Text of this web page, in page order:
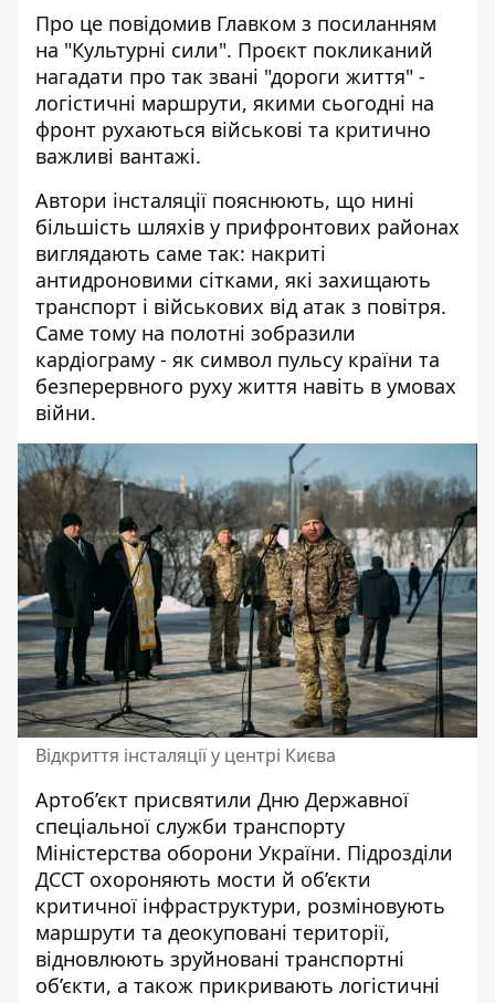
Про це повідомив Главком з посиланням
на "Культурні сили". Проєкт покликаний
нагадати про так звані "дороги життя" -
логістичні маршрути, якими сьогодні на
фронт рухаються військові та критично
важливі вантажі.
Автори інсталяції пояснюють, що нині
більшість шляхів у прифронтових районах
виглядають саме так: накриті
антидроновими сітками, які захищають
транспорт і військових від атак з повітря.
Саме тому на полотні зобразили
кардіограму - як символ пульсу країни та
безперервного руху життя навіть в умовах
війни.
Відкриття інсталяції у центрі Києва
Артоб’єкт присвятили Дню Державної
спеціальної служби транспорту
Міністерства оборони України. Підрозділи
ДССТ охороняють мости й об’єкти
критичної інфраструктури, розміновують
маршрути та деокуповані території,
відновлюють зруйновані транспортні
об’єкти, а також прикривають логістичні